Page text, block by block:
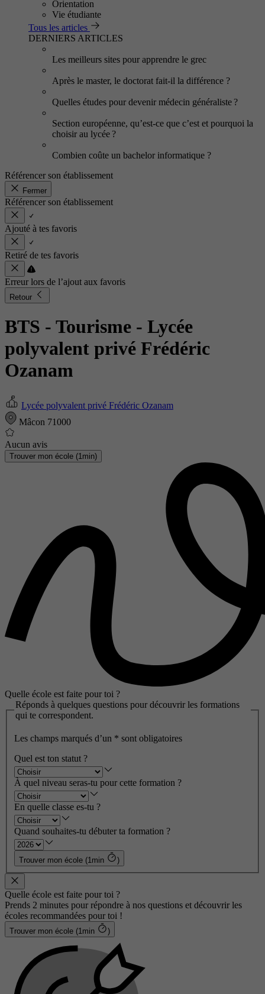
Orientation
Vie étudiante
Tous les articles
DERNIERS ARTICLES
Les meilleurs sites pour apprendre le grec
Après le master, le doctorat fait-il la différence ?
Quelles études pour devenir médecin généraliste ?
Section européenne, qu’est-ce que c’est et pourquoi la
choisir au lycée ?
Combien coûte un bachelor informatique ?
Référencer son établissement
Fermer
Référencer son établissement
Ajouté à tes favoris
Retiré de tes favoris
Erreur lors de l’ajout aux favoris
Retour
BTS - Tourisme - Lycée
polyvalent privé Frédéric
Ozanam
Lycée polyvalent privé Frédéric Ozanam
Mâcon 71000
Aucun avis
Trouver mon école (1min)
Quelle école est faite pour toi ?
Réponds à quelques questions pour découvrir les formations
qui te correspondent.
Les champs marqués d’un * sont obligatoires
Quel est ton statut ?
À quel niveau seras-tu pour cette formation ?
En quelle classe es-tu ?
Quand souhaites-tu débuter ta formation ?
Trouver mon école (1min )
Quelle école est faite pour toi ?
Prends 2 minutes pour répondre à nos questions et découvrir les
écoles recommandées pour toi !
Trouver mon école (1min )